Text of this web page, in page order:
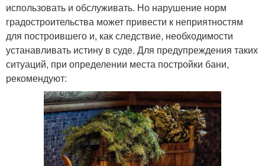
использовать и обслуживать. Но нарушение норм
градостроительства может привести к неприятностям
для построившего и, как следствие, необходимости
устанавливать истину в суде. Для предупреждения таких
ситуаций, при определении места постройки бани,
рекомендуют: